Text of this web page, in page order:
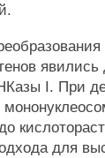
I. При
для